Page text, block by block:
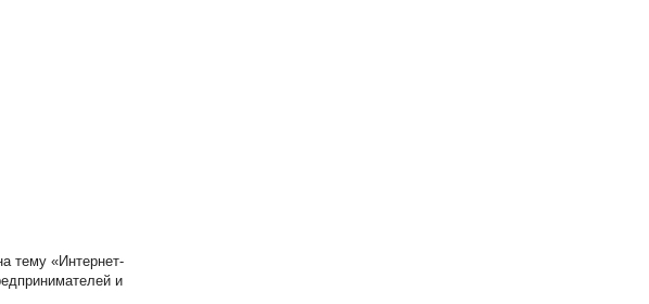
тему «Интернет-
и